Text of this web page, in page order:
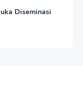
Diseminasi